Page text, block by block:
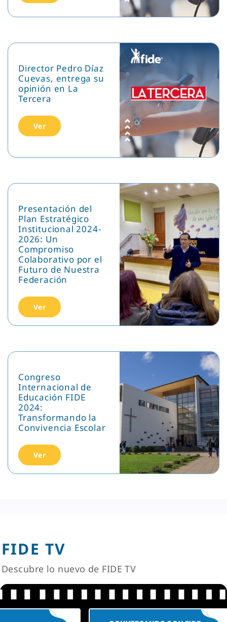
Director Pedro Díaz
Cuevas, entrega su
opinión en La
Tercera
Ver
Presentación del
Plan Estratégico
Institucional 2024-
2026: Un
Compromiso
Colaborativo por el
Futuro de Nuestra
Federación
Ver
Congreso
Internacional de
Educación FIDE
2024:
Transformando la
Convivencia Escolar
Ver
FIDE TV
Descubre lo nuevo de FIDE TV